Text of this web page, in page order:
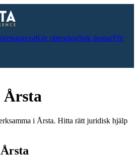
Kör rättegångSök domarFör
Årsta
i Årsta. Hitta rätt juridisk hjälp
Årsta